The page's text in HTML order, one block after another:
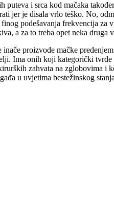
i srca kod mačaka
jer je disala vrlo teško. No,
podešavanja frekvencija za
a za to treba opet neka druga
proizvode mačke
Ima onih koji kategorički
zahvata na zglobovima i
u uvjetima bestežinskog